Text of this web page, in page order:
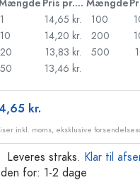
Pris pr. stk. Mængde
1
14,65 kr.
10
14,20 kr.
20
13,83 kr.
50
13,46 kr.
100
200
500
kr.
Leveres straks. Klar til
for: 1-2 dage